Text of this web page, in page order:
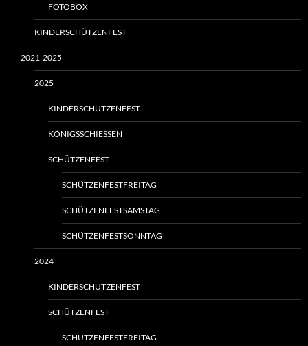
FOTOBOX
KINDERSCHÜTZENFEST
2021-2025
2025
KINDERSCHÜTZENFEST
KÖNIGSSCHIESSEN
SCHÜTZENFEST
SCHÜTZENFESTFREITAG
SCHÜTZENFESTSAMSTAG
SCHÜTZENFESTSONNTAG
2024
KINDERSCHÜTZENFEST
SCHÜTZENFEST
SCHÜTZENFESTFREITAG